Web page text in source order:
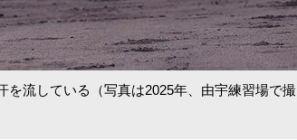
流している（写真は2025年、由宇練習場で撮